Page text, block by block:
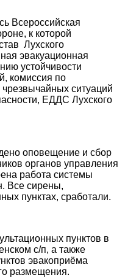
Всероссийская
к которой
Лухского
эвакуационная
устойчивости
комиссия по
ситуаций
ЕДДС Лухского
оповещение и сбор
органов управления
работа системы
Все сирены,
пунктах, сработали.
пунктов в
с/п, а также
эвакоприёма
размещения.